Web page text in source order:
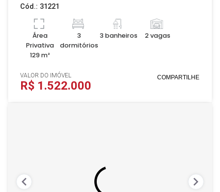
Cód.: 31221
Área
Privativa
129 m²
3
dormitórios
3 banheiros 2 vagas
VALOR DO IMÓVEL
R$ 1.522.000
COMPARTILHE